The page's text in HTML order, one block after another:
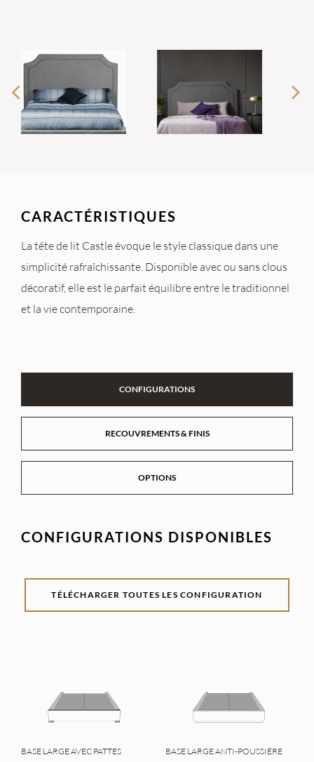
CARACTÉRISTIQUES
La tête de lit Castle évoque le style classique dans une
simplicité rafraîchissante. Disponible avec ou sans clous
décoratif, elle est le parfait équilibre entre le traditionnel
et la vie contemporaine.
CONFIGURATIONS
RECOUVREMENTS & FINIS
OPTIONS
CONFIGURATIONS DISPONIBLES
TÉLÉCHARGER TOUTES LES CONFIGURATION
BASE LARGE AVEC PATTES BASE LARGE ANTI-POUSSIÈRE